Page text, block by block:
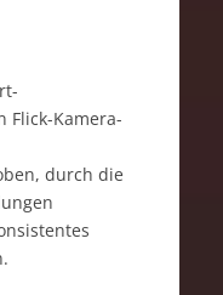
Flick-Kamera-
durch die